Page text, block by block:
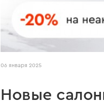
06 января 2025
Новые